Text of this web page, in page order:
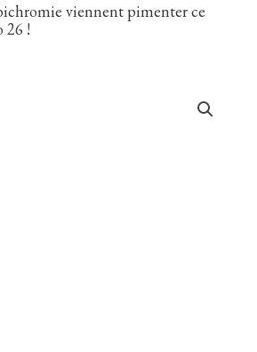
viennent pimenter ce
26 !